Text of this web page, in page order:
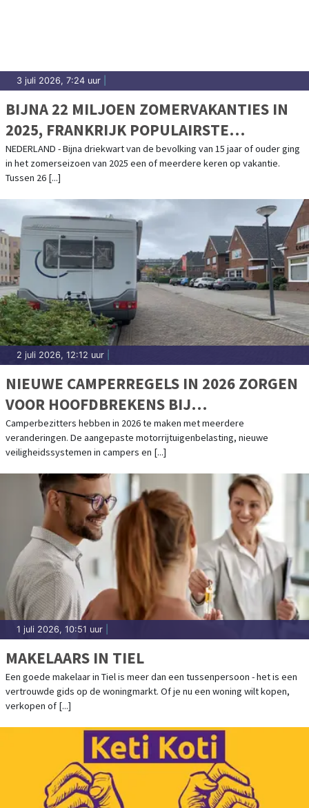
3 juli 2026, 7:24 uur
BIJNA 22 MILJOEN ZOMERVAKANTIES IN
2025, FRANKRIJK POPULAIRSTE
BESTEMMING
NEDERLAND - Bijna driekwart van de bevolking van 15 jaar of ouder ging
in het zomerseizoen van 2025 een of meerdere keren op vakantie.
Tussen 26 [...]
2 juli 2026, 12:12 uur
NIEUWE CAMPERREGELS IN 2026 ZORGEN
VOOR HOOFDBREKENS BIJ
CAMPERBEZITTERS
Camperbezitters hebben in 2026 te maken met meerdere
veranderingen. De aangepaste motorrijtuigenbelasting, nieuwe
veiligheidssystemen in campers en [...]
1 juli 2026, 10:51 uur
MAKELAARS IN TIEL
Een goede makelaar in Tiel is meer dan een tussenpersoon - het is een
vertrouwde gids op de woningmarkt. Of je nu een woning wilt kopen,
verkopen of [...]